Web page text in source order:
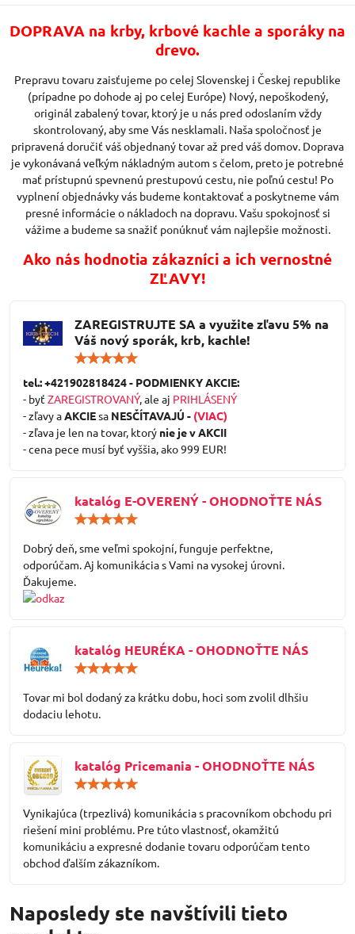
DOPRAVA na krby, krbové kachle a sporáky na
drevo.
Prepravu tovaru zaisťujeme po celej Slovenskej i Českej republike
(prípadne po dohode aj po celej Európe) Nový, nepoškodený,
originál zabalený tovar, ktorý je u nás pred odoslaním vždy
skontrolovaný, aby sme Vás nesklamali. Naša spoločnosť je
pripravená doručiť váš objednaný tovar až pred váš domov. Doprava
je vykonávaná veľkým nákladným autom s čelom, preto je potrebné
mať prístupnú spevnenú prestupovú cestu, nie poľnú cestu! Po
vyplnení objednávky vás budeme kontaktovať a poskytneme vám
presné informácie o nákladoch na dopravu. Vašu spokojnosť si
vážime a budeme sa snažiť ponúknuť vám najlepšie možnosti.
Ako nás hodnotia zákazníci a ich vernostné
ZĽAVY!
ZAREGISTRUJTE SA a využite zľavu 5% na
Váš nový sporák, krb, kachle!
/
5
tel.: +421902818424 - PODMIENKY AKCIE:
- byť ZAREGISTROVANÝ, ale aj PRIHLÁSENÝ
- zľavy a AKCIEsa NESČÍTAVAJÚ - (VIAC)
- zľava je len na tovar, ktorý nie je v AKCII
- cena pece musí byť vyššia, ako 999 EUR!
katalóg E-OVERENÝ - OHODNOŤTE NÁS
5
Dobrý deň, sme veľmi spokojní, funguje perfektne,
odporúčam. Aj komunikácia s Vami na vysokej úrovni.
Ďakujeme.
katalóg HEURÉKA - OHODNOŤTE NÁS
5
Tovar mi bol dodaný za krátku dobu, hoci som zvolil dlhšiu
dodaciu lehotu.
katalóg Pricemania - OHODNOŤTE NÁS
5
Vynikajúca (trpezlivá) komunikácia s pracovníkom obchodu pri
riešení mini problému. Pre túto vlastnosť, okamžitú
komunikáciu a expresné dodanie tovaru odporúčam tento
obchod ďalším zákazníkom.
Naposledy ste navštívili tieto